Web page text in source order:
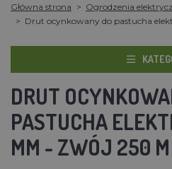
Główna strona Ogrodzenia
Drut ocynkowany do pastucha
DRUT
PASTUCHA
MM - ZWÓJ 250 M